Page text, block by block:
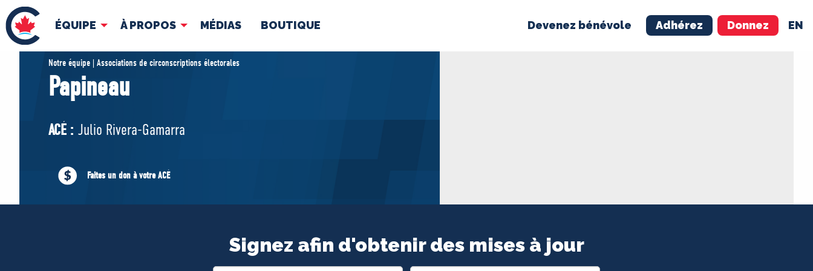
ÉQUIPE À PROPOS MÉDIAS BOUTIQUE Devenez bénévole Adhérez Donnez EN
ÉQUIPE
Pierre Poilievre
Cabinet fantôme
ACÉ
À PROPOS MÉDIAS
BOUTIQUE
Notre équipe | Associations de circonscriptions électorales
Papineau
ACÉ : Julio Rivera-Gamarra
Faites un don à votre ACÉ
Signez afin d'obtenir des mises à jour